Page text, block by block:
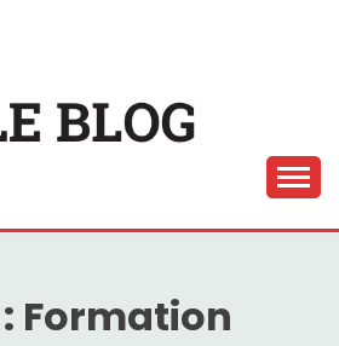
ARTS EN
Formation